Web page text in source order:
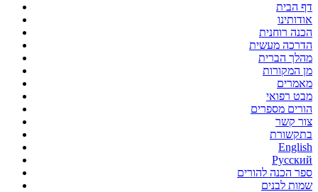
דף הבית
אודותינו
הכנה רוחנית
הדרכה מעשית
מהלך הברית
מן המקורות
מאמרים
מבט רפואי
הורים מספרים
צור קשר
בתקשורת
English
Русский
ספר הכנה להורים
שמות לבנים